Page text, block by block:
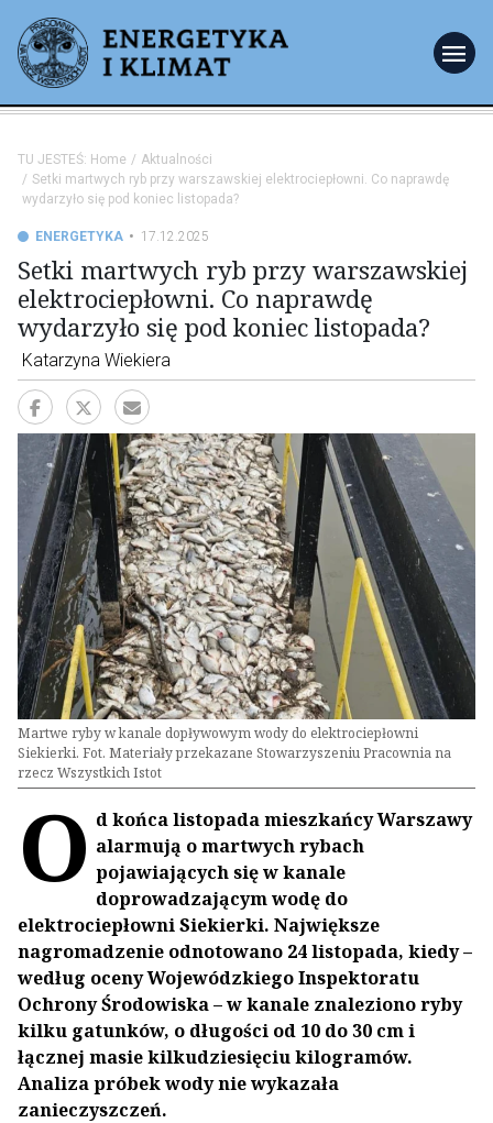
menu
TU JESTEŚ: Home
Aktualności
Setki martwych ryb przy warszawskiej elektrociepłowni. Co naprawdę
wydarzyło się pod koniec listopada?
ENERGETYKA 17.12.2025
Setki martwych ryb przy warszawskiej
elektrociepłowni. Co naprawdę
wydarzyło się pod koniec listopada?
Katarzyna Wiekiera
Martwe ryby w kanale dopływowym wody do elektrociepłowni
Siekierki. Fot. Materiały przekazane Stowarzyszeniu Pracownia na
rzecz Wszystkich Istot
O d końca listopada mieszkańcy Warszawy
alarmują o martwych rybach
pojawiających się w kanale
doprowadzającym wodę do
elektrociepłowni Siekierki. Największe
nagromadzenie odnotowano 24 listopada, kiedy –
według oceny Wojewódzkiego Inspektoratu
Ochrony Środowiska – w kanale znaleziono ryby
kilku gatunków, o długości od 10 do 30 cm i
łącznej masie kilkudziesięciu kilogramów.
Analiza próbek wody nie wykazała
zanieczyszczeń.